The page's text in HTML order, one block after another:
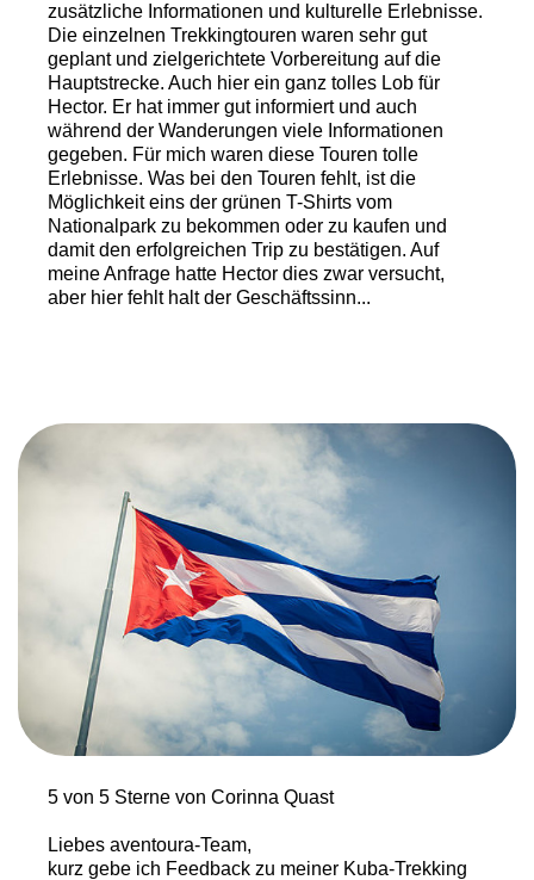
zusätzliche Informationen und kulturelle Erlebnisse.
Die einzelnen Trekkingtouren waren sehr gut
geplant und zielgerichtete Vorbereitung auf die
Hauptstrecke. Auch hier ein ganz tolles Lob für
Hector. Er hat immer gut informiert und auch
während der Wanderungen viele Informationen
gegeben. Für mich waren diese Touren tolle
Erlebnisse. Was bei den Touren fehlt, ist die
Möglichkeit eins der grünen T-Shirts vom
Nationalpark zu bekommen oder zu kaufen und
damit den erfolgreichen Trip zu bestätigen. Auf
meine Anfrage hatte Hector dies zwar versucht,
aber hier fehlt halt der Geschäftssinn...
5 von 5 Sterne von Corinna Quast
Liebes aventoura-Team,
kurz gebe ich Feedback zu meiner Kuba-Trekking